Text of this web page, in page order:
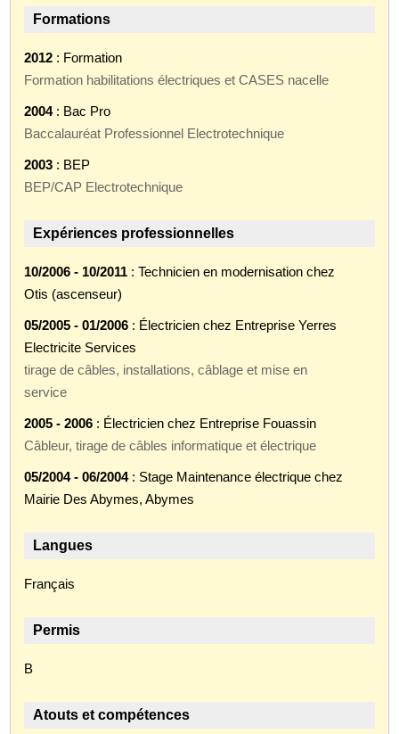
Formations
2012 : Formation
Formation habilitations électriques et CASES nacelle
2004: Bac Pro
Baccalauréat Professionnel Electrotechnique
2003 : BEP
BEP/CAP Electrotechnique
Expériences professionnelles
10/2006 - 10/2011 : Technicien en modernisation chez
Otis (ascenseur)
05/2005 - 01/2006 : Électricien chez Entreprise Yerres
Electricite Services
tirage de câbles, installations, câblage et mise en
service
2005 - 2006 : Électricien chez Entreprise Fouassin
Câbleur, tirage de câbles informatique et électrique
05/2004 - 06/2004: Stage Maintenance électrique chez
Mairie Des Abymes, Abymes
Langues
Français
Permis
B
Atouts et compétences